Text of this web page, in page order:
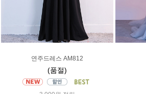
연주드레스 AM812
(품절)